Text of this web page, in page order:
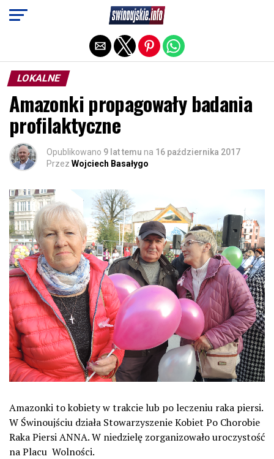
LOKALNE
Amazonki propagowały badania
profilaktyczne
Opublikowano 9 lat temu na 16 października 2017
Przez Wojciech Basałygo
Amazonki to kobiety w trakcie lub po leczeniu raka piersi.
W Świnoujściu działa Stowarzyszenie Kobiet Po Chorobie
Raka Piersi ANNA. W niedzielę zorganizowało uroczystość
na Placu Wolności.
Exit mobile version